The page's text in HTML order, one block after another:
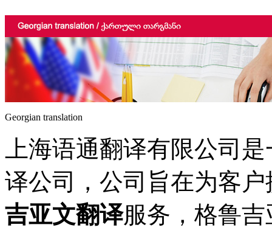
Georgian translation
上海语通翻译有限公司
译公司，公司旨在为客
吉亚文翻译服务，格鲁